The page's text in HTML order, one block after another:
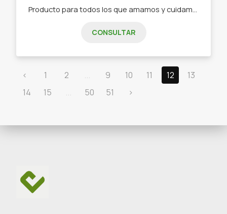
CONSULTAR
‹ 1 2 ... 9 10 11 12
13
14
15 ... 50 51 ›